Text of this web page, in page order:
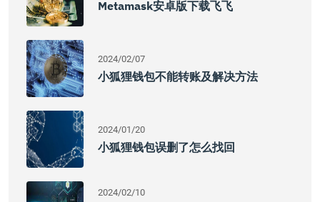
Metamask安卓版下载飞飞
2024/02/07
小狐狸钱包不能转账及解决方法
2024/01/20
小狐狸钱包误删了怎么找回
2024/02/10